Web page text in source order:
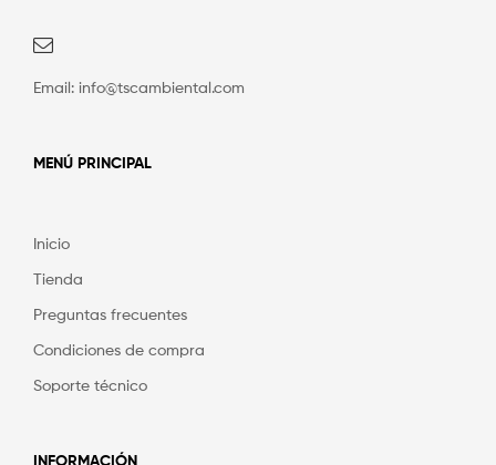
Email: info@tscambiental.com
MENÚ PRINCIPAL
Inicio
Tienda
Preguntas frecuentes
Condiciones de compra
Soporte técnico
INFORMACIÓN